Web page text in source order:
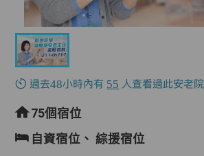
過去48小時內有 55 人查看過此安老院
75個宿位
自資宿位、綜援宿位